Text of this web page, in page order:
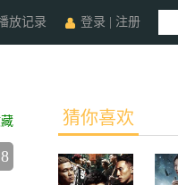
登录 注册
放记录
猜你喜欢